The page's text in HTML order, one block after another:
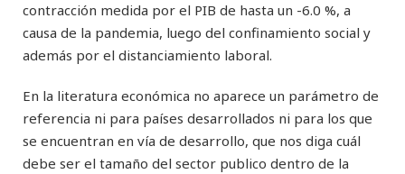
contracción medida por el PIB de hasta un -6.0 %, a
causa de la pandemia, luego del confinamiento social y
además por el distanciamiento laboral.
En la literatura económica no aparece un parámetro de
referencia ni para países desarrollados ni para los que
se encuentran en vía de desarrollo, que nos diga cuál
debe ser el tamaño del sector publico dentro de la